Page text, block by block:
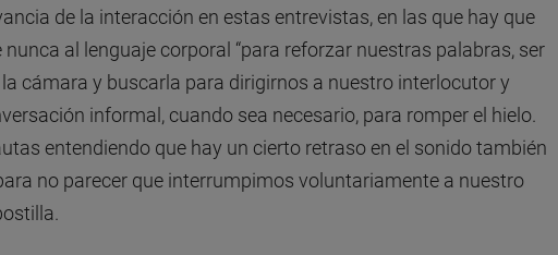
de la interacción en estas entrevistas, en las que hay que
al lenguaje corporal “para reforzar nuestras palabras, ser
cámara y buscarla para dirigirnos a nuestro interlocutor y
informal, cuando sea necesario, para romper el hielo.
entendiendo que hay un cierto retraso en el sonido también
no parecer que interrumpimos voluntariamente a nuestro